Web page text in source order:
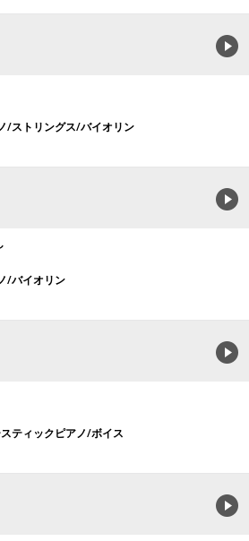
/ストリングス/バイオリン
/バイオリン
ティックピアノ/ボイス